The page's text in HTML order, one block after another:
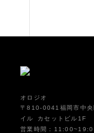
オロジオ
〒810-0041福岡市中
イル カセットビル1F
営業時間：